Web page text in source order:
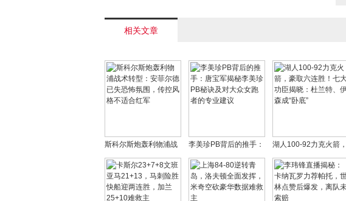
相关文章
斯科尔斯炮轰利物浦战
术转型：安菲尔德已失
恐怖氛围，传控风格不
适合红军
李美珍PB背后的推手：
唐宝军揭秘李美珍PB秘
诀及对大众女跑者的专
业建议
湖人100-92力克火箭，
豪取六连胜！七大功臣
揭晓：杜兰特、伊森
成“卧底”